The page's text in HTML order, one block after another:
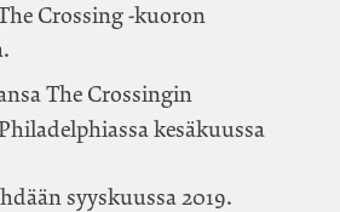
Crossing -kuoron
The Crossingin
kesäkuussa
syyskuussa 2019.